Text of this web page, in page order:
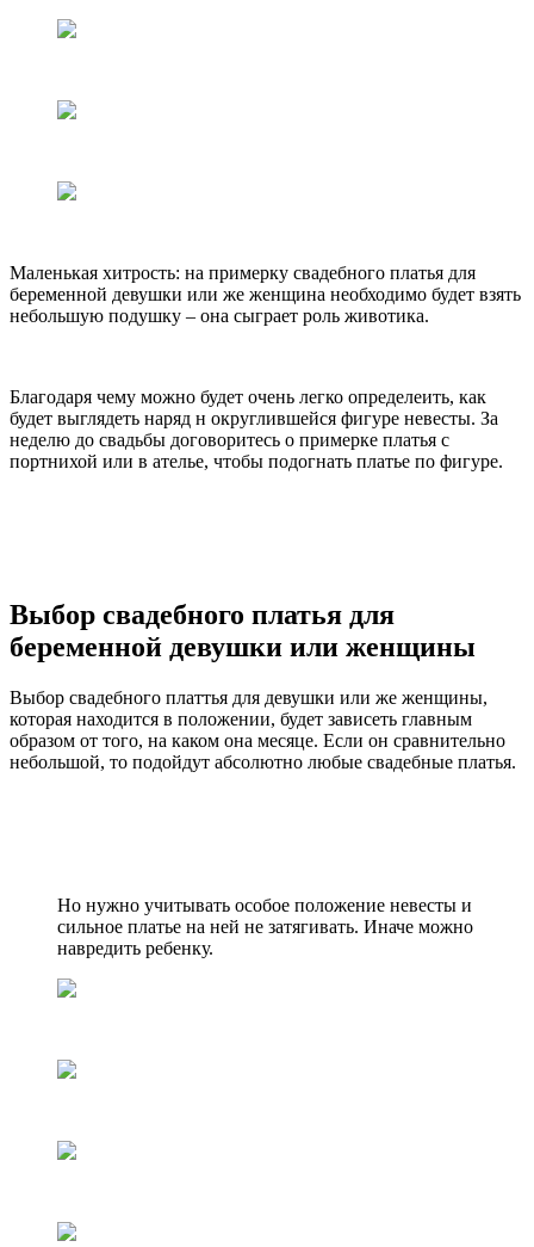
Маленькая хитрость: на примерку свадебного платья для
беременной девушки или же женщина необходимо будет взять
небольшую подушку – она сыграет роль животика.
Благодаря чему можно будет очень легко определеить, как
будет выглядеть наряд н округлившейся фигуре невесты. За
неделю до свадьбы договоритесь о примерке платья с
портнихой или в ателье, чтобы подогнать платье по фигуре.
Выбор свадебного платья для
беременной девушки или женщины
Выбор свадебного платтья для девушки или же женщины,
которая находится в положении, будет зависеть главным
образом от того, на каком она месяце. Если он сравнительно
небольшой, то подойдут абсолютно любые свадебные платья.
Но нужно учитывать особое положение невесты и
сильное платье на ней не затягивать. Иначе можно
навредить ребенку.